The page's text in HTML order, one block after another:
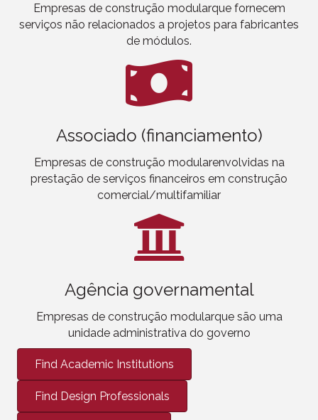
Empresas de construção modularque fornecem
serviços não relacionados a projetos para fabricantes
de módulos.
Associado (financiamento)
Empresas de construção modularenvolvidas na
prestação de serviços financeiros em construção
comercial/multifamiliar
Agência governamental
Empresas de construção modularque são uma
unidade administrativa do governo
Find Academic Institutions
Find Design Professionals